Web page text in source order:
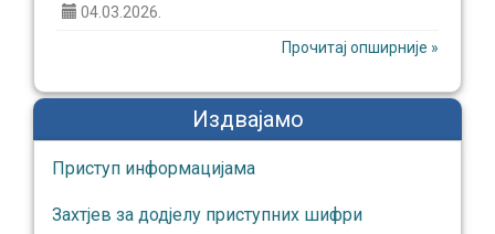
04.03.2026.
Прочитај опширније »
Издвајамо
Приступ информaцијaмa
Захтјев за додјелу приступних шифри